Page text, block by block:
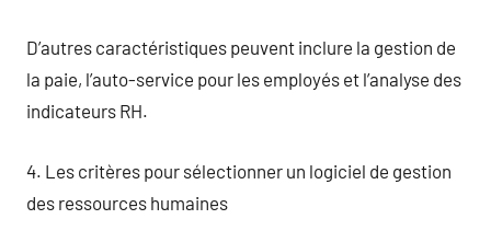
D’autres caractéristiques peuvent inclure la gestion de
la paie, l’auto-service pour les employés et l’analyse des
indicateurs RH.
4. Les critères pour sélectionner un logiciel de gestion
des ressources humaines